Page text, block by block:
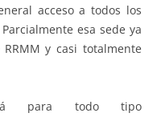
acceso a todos los
esa sede ya
y casi totalmente
para todo tipo